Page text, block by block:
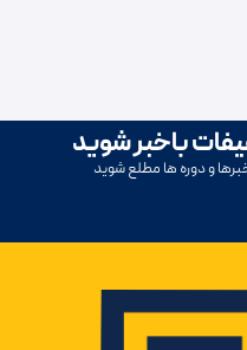
باخبر شوید
و دوره ها مطلع شوید